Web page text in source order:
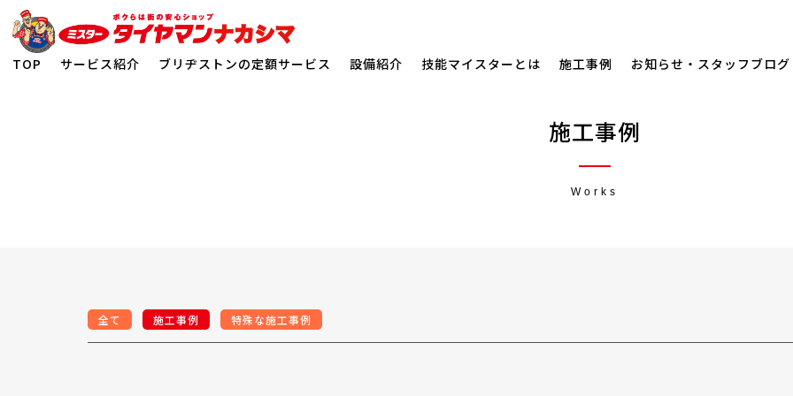
TOP サービス紹介 ブリヂストンの定額サービス 設備紹介 技能マイスターとは 施工事例 お知らせ・スタッフブログ
施工事例 >施工事例
施工事例
Works
全て 施工事例 特殊な施工事例